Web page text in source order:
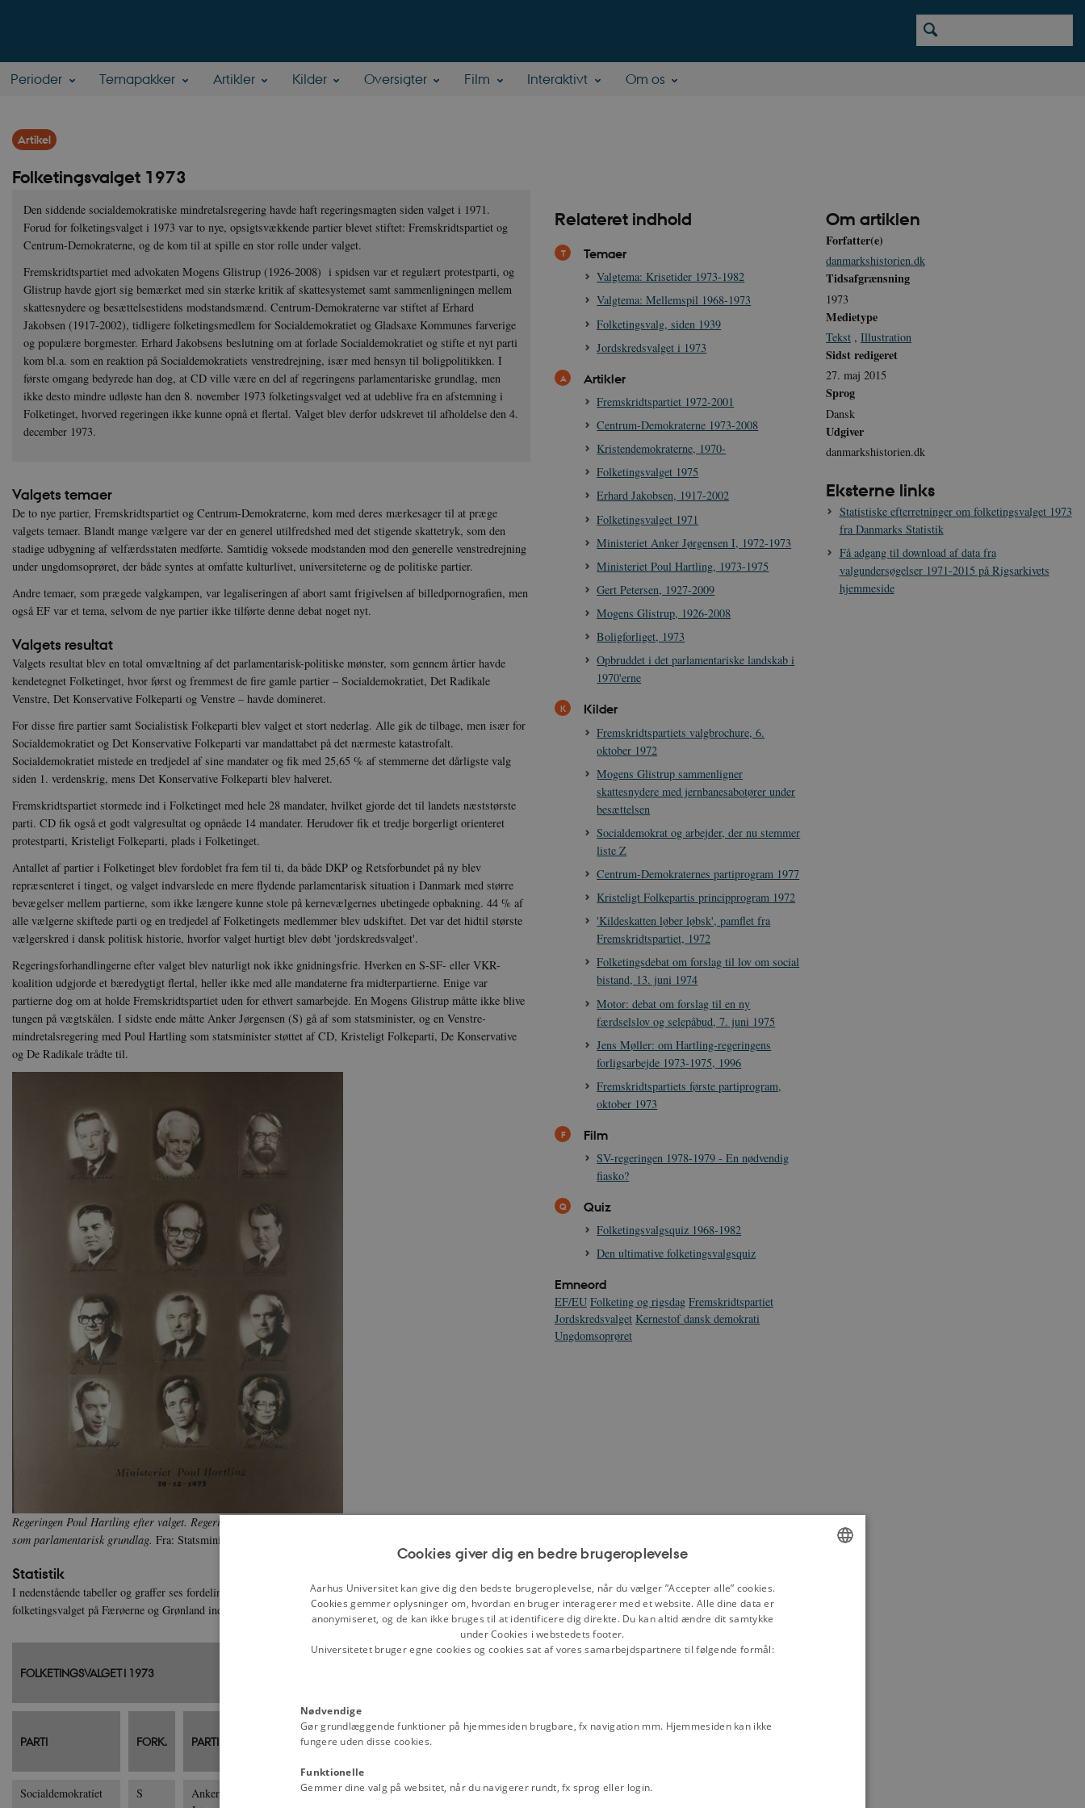
Perioder Temapakker Artikler Kilder Oversigter Film Interaktivt Om os
Artikel
Folketingsvalget 1973
Den siddende socialdemokratiske mindretalsregering havde haft regeringsmagten siden valget i 1971.
Forud for folketingsvalget i 1973 var to nye, opsigtsvækkende partier blevet stiftet: Fremskridtspartiet og
Centrum-Demokraterne, og de kom til at spille en stor rolle under valget.
Fremskridtspartiet med advokaten Mogens Glistrup (1926-2008) i spidsen var et regulært protestparti, og
Glistrup havde gjort sig bemærket med sin stærke kritik af skattesystemet samt sammenligningen mellem
skattesnydere og besættelsestidens modstandsmænd. Centrum-Demokraterne var stiftet af Erhard
Jakobsen (1917-2002), tidligere folketingsmedlem for Socialdemokratiet og Gladsaxe Kommunes farverige
og populære borgmester. Erhard Jakobsens beslutning om at forlade Socialdemokratiet og stifte et nyt parti
kom bl.a. som en reaktion på Socialdemokratiets venstredrejning, især med hensyn til boligpolitikken. I
første omgang bedyrede han dog, at CD ville være en del af regeringens parlamentariske grundlag, men
ikke desto mindre udløste han den 8. november 1973 folketingsvalget ved at udeblive fra en afstemning i
Folketinget, hvorved regeringen ikke kunne opnå et flertal. Valget blev derfor udskrevet til afholdelse den 4.
december 1973.
Valgets temaer
De to nye partier, Fremskridtspartiet og Centrum-Demokraterne, kom med deres mærkesager til at præge
valgets temaer. Blandt mange vælgere var der en generel utilfredshed med det stigende skattetryk, som den
stadige udbygning af velfærdsstaten medførte. Samtidig voksede modstanden mod den generelle venstredrejning
under ungdomsoprøret, der både syntes at omfatte kulturlivet, universiteterne og de politiske partier.
Andre temaer, som prægede valgkampen, var legaliseringen af abort samt frigivelsen af billedpornografien, men
også EF var et tema, selvom de nye partier ikke tilførte denne debat noget nyt.
Valgets resultat
Valgets resultat blev en total omvæltning af det parlamentarisk-politiske mønster, som gennem årtier havde
kendetegnet Folketinget, hvor først og fremmest de fire gamle partier – Socialdemokratiet, Det Radikale
Venstre, Det Konservative Folkeparti og Venstre – havde domineret.
For disse fire partier samt Socialistisk Folkeparti blev valget et stort nederlag. Alle gik de tilbage, men især for
Socialdemokratiet og Det Konservative Folkeparti var mandattabet på det nærmeste katastrofalt.
Socialdemokratiet mistede en tredjedel af sine mandater og fik med 25,65 % af stemmerne det dårligste valg
siden 1. verdenskrig, mens Det Konservative Folkeparti blev halveret.
Fremskridtspartiet stormede ind i Folketinget med hele 28 mandater, hvilket gjorde det til landets næststørste
parti. CD fik også et godt valgresultat og opnåede 14 mandater. Herudover fik et tredje borgerligt orienteret
protestparti, Kristeligt Folkeparti, plads i Folketinget.
Antallet af partier i Folketinget blev fordoblet fra fem til ti, da både DKP og Retsforbundet på ny blev
repræsenteret i tinget, og valget indvarslede en mere flydende parlamentarisk situation i Danmark med større
bevægelser mellem partierne, som ikke længere kunne stole på kernevælgernes ubetingede opbakning. 44 % af
alle vælgerne skiftede parti og en tredjedel af Folketingets medlemmer blev udskiftet. Det var det hidtil største
vælgerskred i dansk politisk historie, hvorfor valget hurtigt blev døbt 'jordskredsvalget'.
Regeringsforhandlingerne efter valget blev naturligt nok ikke gnidningsfrie. Hverken en S-SF- eller VKR-
koalition udgjorde et bæredygtigt flertal, heller ikke med alle mandaterne fra midterpartierne. Enige var
partierne dog om at holde Fremskridtspartiet uden for ethvert samarbejde. En Mogens Glistrup måtte ikke blive
tungen på vægtskålen. I sidste ende måtte Anker Jørgensen (S) gå af som statsminister, og en Venstre-
mindretalsregering med Poul Hartling som statsminister støttet af CD, Kristeligt Folkeparti, De Konservative
og De Radikale trådte til.
Regeringen Poul Hartling efter valget. Regeringen var en ren Venstre mindretalsregering med CD, KF, K og RV
som parlamentarisk grundlag. Fra: Statsministeriet
Statistik
I nedenstående tabeller og graffer ses fordelingen af stemmer m.v. ved folketingsvalget i 1973. Resultatet af
folketingsvalget på Færøerne og Grønland indgår ikke i tabellen eller graferne. Kilde:Danmarks Statistik
FOLKETINGSVALGET I 1973
I FORHOLD TIL
PARTI FORK. PARTILEDER STEMMER
PCT. AF
STEMMETAL
MANDATER
MANDATER
PCT. AF
Socialdemokratiet S
Anker
783.145 25,65% 46 -24 -11,62%
Relateret indhold
Temaer
Valgtema: Krisetider 1973-1982
Valgtema: Mellemspil 1968-1973
Folketingsvalg, siden 1939
Jordskredsvalget i 1973
Artikler
Fremskridtspartiet 1972-2001
Centrum-Demokraterne 1973-2008
Kristendemokraterne, 1970-
Folketingsvalget 1975
Erhard Jakobsen, 1917-2002
Folketingsvalget 1971
Ministeriet Anker Jørgensen I, 1972-1973
Ministeriet Poul Hartling, 1973-1975
Gert Petersen, 1927-2009
Mogens Glistrup, 1926-2008
Boligforliget, 1973
Opbruddet i det parlamentariske landskab i
1970'erne
Kilder
Fremskridtspartiets valgbrochure, 6.
oktober 1972
Mogens Glistrup sammenligner
skattesnydere med jernbanesabotører under
besættelsen
Socialdemokrat og arbejder, der nu stemmer
liste Z
Centrum-Demokraternes partiprogram 1977
Kristeligt Folkepartis principprogram 1972
'Kildeskatten løber løbsk', pamflet fra
Fremskridtspartiet, 1972
Folketingsdebat om forslag til lov om social
bistand, 13. juni 1974
Motor: debat om forslag til en ny
færdselslov og selepåbud, 7. juni 1975
Jens Møller: om Hartling-regeringens
forligsarbejde 1973-1975, 1996
Fremskridtspartiets første partiprogram,
oktober 1973
Film
SV-regeringen 1978-1979 - En nødvendig
fiasko?
Quiz
Folketingsvalgsquiz 1968-1982
Den ultimative folketingsvalgsquiz
Emneord
EF/EU Folketing og rigsdag Fremskridtspartiet
Jordskredsvalget Kernestof dansk demokrati
Ungdomsoprøret
Om artiklen
Forfatter(e)
danmarkshistorien.dk
Tidsafgrænsning
1973
Medietype
Tekst , Illustration
Sidst redigeret
27. maj 2015
Sprog
Dansk
Udgiver
danmarkshistorien.dk
Eksterne links
Statistiske efterretninger om folketingsvalget 1973
fra Danmarks Statistik
Få adgang til download af data fra
valgundersøgelser 1971-2015 på Rigsarkivets
hjemmeside
Cookies giver dig en bedre brugeroplevelse
Aarhus Universitet kan give dig den bedste brugeroplevelse, når du vælger ”Accepter alle” cookies.
Cookies gemmer oplysninger om, hvordan en bruger interagerer med et website. Alle dine data er
anonymiseret, og de kan ikke bruges til at identificere dig direkte. Du kan altid ændre dit samtykke
under Cookies i webstedets footer.
Universitetet bruger egne cookies og cookies sat af vores samarbejdspartnere til følgende formål:
Nødvendige
Gør grundlæggende funktioner på hjemmesiden brugbare, fx navigation mm. Hjemmesiden kan ikke
fungere uden disse cookies.
Funktionelle
Gemmer dine valg på websitet, når du navigerer rundt, fx sprog eller login.